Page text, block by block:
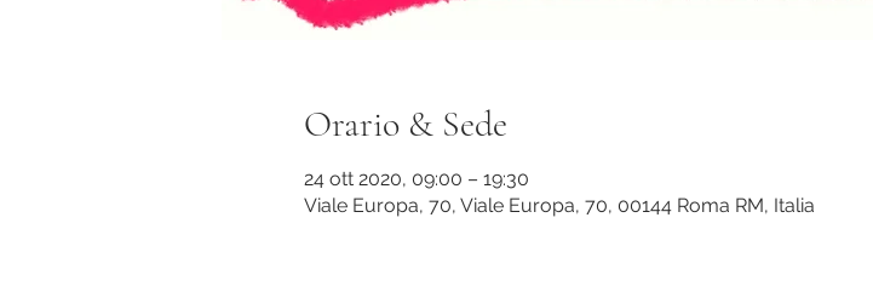
Orario & Sede
24 ott 2020, 09:00 – 19:30
Viale Europa, 70, Viale Europa, 70, 00144 Roma RM, Italia